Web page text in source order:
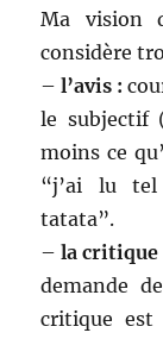
Ma vision
considère
–l’avis :
le subjectif
moins ce
“j’ai lu tel
tatata”.
–la critique
demande
critique est